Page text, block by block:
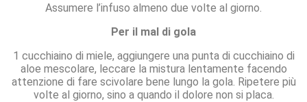
Assumere l’infuso almeno due volte al giorno.
Per il mal di gola
1 cucchiaino di miele, aggiungere una punta di cucchiaino di
aloe mescolare, leccare la mistura lentamente facendo
attenzione di fare scivolare bene lungo la gola. Ripetere più
volte al giorno, sino a quando il dolore non si placa.